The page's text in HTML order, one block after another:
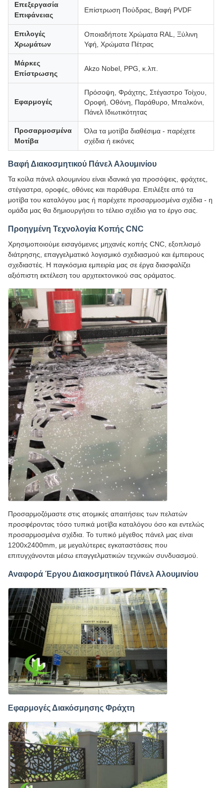
Επεξεργασία
Επιφάνειας
Επίστρωση Πούδρας, Βαφή PVDF
Επιλογές
Χρωμάτων
Οποιαδήποτε Χρώματα RAL, Ξύλινη
Υφή, Χρώματα Πέτρας
Μάρκες
Επίστρωσης
Akzo Nobel, PPG, κ.λπ.
Εφαρμογές
Πρόσοψη, Φράχτης, Στέγαστρο Τοίχου,
Οροφή, Οθόνη, Παράθυρο, Μπαλκόνι,
Πάνελ Ιδιωτικότητας
Προσαρμοσμένα
Μοτίβα
Όλα τα μοτίβα διαθέσιμα - παρέχετε
σχέδια ή εικόνες
Βαφή Διακοσμητικού Πάνελ Αλουμινίου
Τα κοίλα πάνελ αλουμινίου είναι ιδανικά για προσόψεις, φράχτες,
στέγαστρα, οροφές, οθόνες και παράθυρα. Επιλέξτε από τα
μοτίβα του καταλόγου μας ή παρέχετε προσαρμοσμένα σχέδια - η
ομάδα μας θα δημιουργήσει το τέλειο σχέδιο για το έργο σας.
Προηγμένη Τεχνολογία Κοπής CNC
Χρησιμοποιούμε εισαγόμενες μηχανές κοπής CNC, εξοπλισμό
διάτρησης, επαγγελματικό λογισμικό σχεδιασμού και έμπειρους
σχεδιαστές. Η παγκόσμια εμπειρία μας σε έργα διασφαλίζει
αξιόπιστη εκτέλεση του αρχιτεκτονικού σας οράματος.
Προσαρμοζόμαστε στις ατομικές απαιτήσεις των πελατών
προσφέροντας τόσο τυπικά μοτίβα καταλόγου όσο και εντελώς
προσαρμοσμένα σχέδια. Το τυπικό μέγεθος πάνελ μας είναι
1200x2400mm, με μεγαλύτερες εγκαταστάσεις που
επιτυγχάνονται μέσω επαγγελματικών τεχνικών συνδυασμού.
Αναφορά Έργου Διακοσμητικού Πάνελ Αλουμινίου
Εφαρμογές Διακόσμησης Φράχτη